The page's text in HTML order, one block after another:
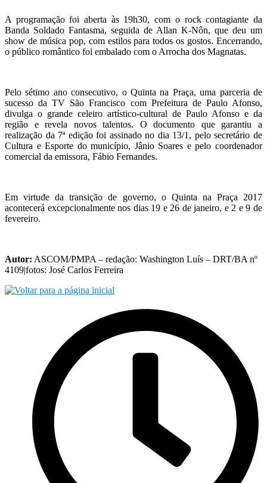
A programação foi aberta às 19h30, com o rock contagiante da
Banda Soldado Fantasma, seguida de Allan K-Nôn, que deu um
show de música pop, com estilos para todos os gostos. Encerrando,
o público romântico foi embalado com o Arrocha dos Magnatas.
Pelo sétimo ano consecutivo, o Quinta na Praça, uma parceria de
sucesso da TV São Francisco com Prefeitura de Paulo Afonso,
divulga o grande celeiro artístico-cultural de Paulo Afonso e da
região e revela novos talentos. O documento que garantiu a
realização da 7ª edição foi assinado no dia 13/1, pelo secretário de
Cultura e Esporte do município, Jânio Soares e pelo coordenador
comercial da emissora, Fábio Fernandes.
Em virtude da transição de governo, o Quinta na Praça 2017
acontecerá excepcionalmente nos dias 19 e 26 de janeiro, e 2 e 9 de
fevereiro.
Autor: ASCOM/PMPA – redação: Washington Luís – DRT/BA nº
4109|fotos: José Carlos Ferreira